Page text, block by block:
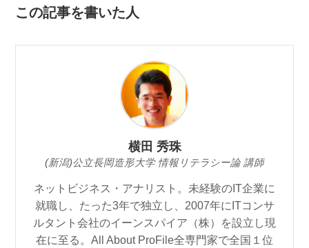
この記事を書いた人
横田 秀珠
(新潟)公立長岡造形大学 情報リテラシー論 講師
ネットビジネス・アナリスト。未経験のIT企業に
就職し、たった3年で独立し、2007年にITコンサ
ルタント会社のイーンスパイア（株）を設立し現
在に至る。All About ProFile全専門家で全国１位